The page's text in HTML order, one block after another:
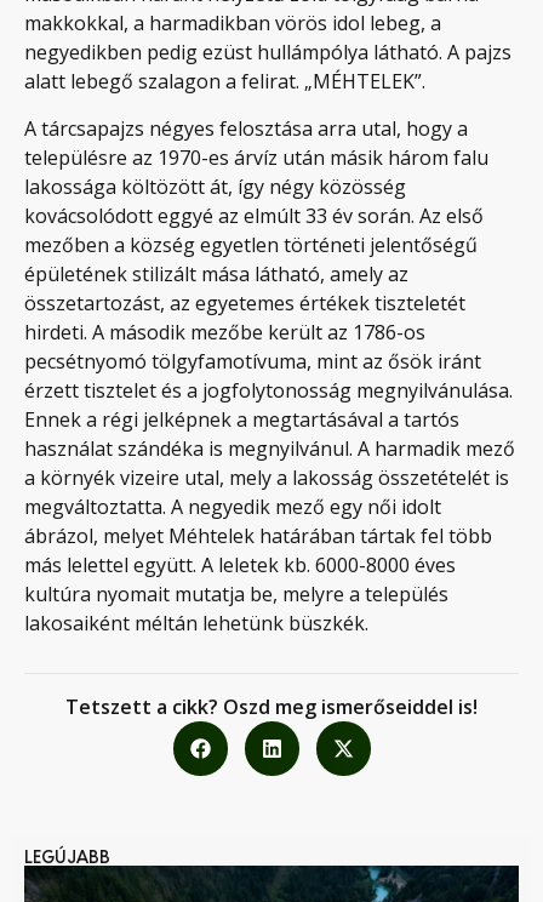
makkokkal, a harmadikban vörös idol lebeg, a
negyedikben pedig ezüst hullámpólya látható. A pajzs
alatt lebegő szalagon a felirat. „MÉHTELEK”.
A tárcsapajzs négyes felosztása arra utal, hogy a
településre az 1970-es árvíz után másik három falu
lakossága költözött át, így négy közösség
kovácsolódott eggyé az elmúlt 33 év során. Az első
mezőben a község egyetlen történeti jelentőségű
épületének stilizált mása látható, amely az
összetartozást, az egyetemes értékek tiszteletét
hirdeti. A második mezőbe került az 1786-os
pecsétnyomó tölgyfamotívuma, mint az ősök iránt
érzett tisztelet és a jogfolytonosság megnyilvánulása.
Ennek a régi jelképnek a megtartásával a tartós
használat szándéka is megnyilvánul. A harmadik mező
a környék vizeire utal, mely a lakosság összetételét is
megváltoztatta. A negyedik mező egy női idolt
ábrázol, melyet Méhtelek határában tártak fel több
más lelettel együtt. A leletek kb. 6000-8000 éves
kultúra nyomait mutatja be, melyre a település
lakosaiként méltán lehetünk büszkék.
Tetszett a cikk? Oszd meg ismerőseiddel is!
LEGÚJABB